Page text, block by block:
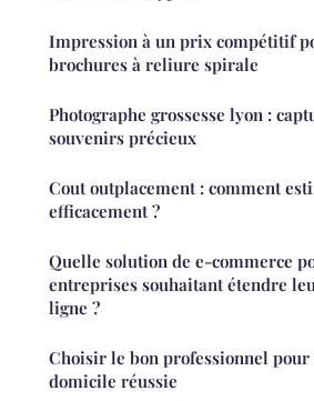
Impression à un prix compétitif
brochures à reliure spirale
Photographe grossesse lyon :
souvenirs précieux
Cout outplacement : comment
efficacement ?
Quelle solution de e-commerce
entreprises souhaitant étendre
ligne ?
Choisir le bon professionnel pour
domicile réussie